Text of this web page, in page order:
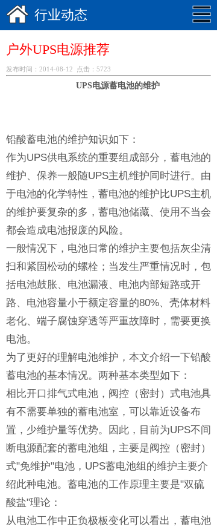
行业动态
户外UPS电源推荐
发布时间：2014-08-12 点击：5723
UPS电源蓄电池的维护
铅酸蓄电池的维护知识如下：
作为UPS供电系统的重要组成部分，蓄电池的
维护、保养一般随UPS主机维护同时进行。由
于电池的化学特性，蓄电池的维护比UPS主机
的维护要复杂的多，蓄电池储藏、使用不当会
都会造成电池报废的风险。
一般情况下，电池日常的维护主要包括灰尘清
扫和紧固松动的螺栓；当发生严重情况时，包
括电池鼓胀、电池漏液、电池内部短路或开
路、电池容量小于额定容量的80%、壳体材料
老化、端子腐蚀穿透等严重故障时，需要更换
电池。
为了更好的理解电池维护，本文介绍一下铅酸
蓄电池的基本情况。两种基本类型如下：
相比开口排气式电池，阀控（密封）式电池具
有不需要单独的蓄电池室，可以靠近设备布
置，少维护量等优势。因此，目前为UPS不间
断电源配套的蓄电池组，主要是阀控（密封）
式"免维护"电池，UPS蓄电池组的维护主要介
绍此种电池。蓄电池的工作原理主要是"双硫
酸盐"理论：
从电池工作中正负极板变化可以看出，蓄电池